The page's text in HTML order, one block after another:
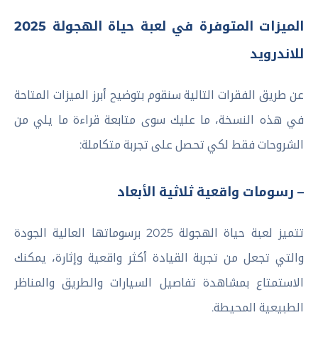
الميزات المتوفرة في لعبة حياة الهجولة 2025
للاندرويد
عن طريق الفقرات التالية سنقوم بتوضيح أبرز الميزات المتاحة
في هذه النسخة، ما عليك سوى متابعة قراءة ما يلي من
الشروحات فقط لكي تحصل على تجربة متكاملة:
– رسومات واقعية ثلاثية الأبعاد
تتميز لعبة حياة الهجولة 2025 برسوماتها العالية الجودة
والتي تجعل من تجربة القيادة أكثر واقعية وإثارة، يمكنك
الاستمتاع بمشاهدة تفاصيل السيارات والطريق والمناظر
الطبيعية المحيطة.